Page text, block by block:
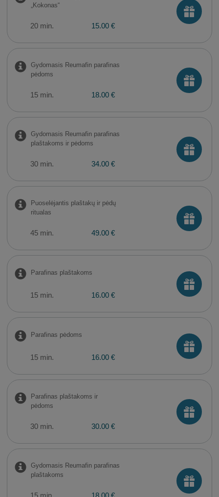
„Kokonas“
20 min. 15.00 €
Gydomasis Reumafin parafinas
pėdoms
15 min. 18.00 €
Gydomasis Reumafin parafinas
plaštakoms ir pėdoms
30 min. 34.00 €
Puoselėjantis plaštakų ir pėdų
ritualas
45 min. 49.00 €
Parafinas plaštakoms
15 min. 16.00 €
Parafinas pėdoms
15 min. 16.00 €
Parafinas plaštakoms ir
pėdoms
30 min. 30.00 €
Gydomasis Reumafin parafinas
plaštakoms